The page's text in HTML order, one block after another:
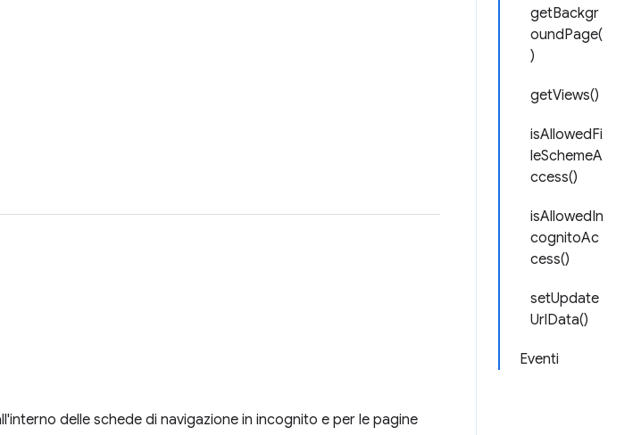
getBackgr
oundPage(
)
getViews()
isAllowedFi
leSchemeA
ccess()
isAllowedIn
cognitoAc
cess()
setUpdate
UrlData()
Eventi
delle schede di navigazione in incognito e per le pagine